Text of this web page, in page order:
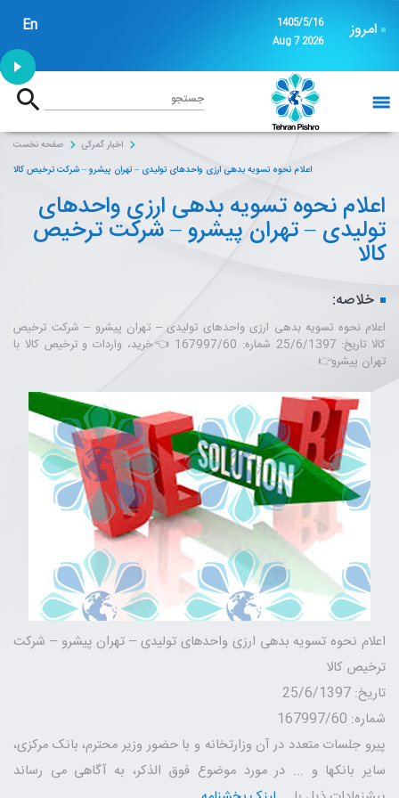
امروز
1405/5/16
Aug 7 2026
En
جستجو
صفحه نخست
اخبار گمرکی
اعلام نحوه تسویه بدهی ارزی واحدهای تولیدی – تهران پیشرو – شرکت ترخیص کالا
اعلام نحوه تسویه بدهی ارزی واحدهای
تولیدی – تهران پیشرو – شرکت ترخیص
کالا
خلاصه:
اعلام نحوه تسویه بدهی ارزی واحدهای تولیدی – تهران پیشرو – شرکت ترخیص
کالا تاریخ: 25/6/1397 شماره: 167997/60 👈خرید، واردات و ترخیص کالا با
تهران پیشرو👉
اعلام نحوه تسویه بدهی ارزی واحدهای تولیدی – تهران پیشرو – شرکت
ترخیص کالا
تاریخ: 25/6/1397
شماره: 167997/60
پیرو جلسات متعدد در آن وزارتخانه و با حضور وزیر محترم، بانک مرکزی،
سایر بانکها و ... در مورد موضوع فوق الذکر، به آگاهی می رساند
1:53